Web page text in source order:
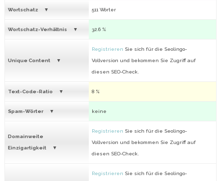
Wortschatz 511 Wörter
Wortschatz-Verhältnis 32.6 %
Unique Content
Registrieren Sie sich für die Seolingo-
Vollversion und bekommen Sie Zugriff auf
diesen SEO-Check.
Text-Code-Ratio 8 %
Spam-Wörter keine
Domainweite
Einzigartigkeit
Registrieren Sie sich für die Seolingo-
Vollversion und bekommen Sie Zugriff auf
diesen SEO-Check.
Registrieren Sie sich für die Seolingo-